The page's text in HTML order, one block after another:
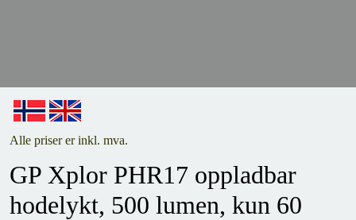
Alle priser er inkl. mva.
GP Xplor PHR17 oppladbar
hodelykt, 500 lumen, kun 60